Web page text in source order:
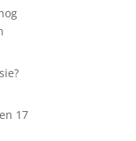
17